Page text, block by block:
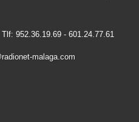
Tlf: 952.36.19.69 - 601.24.77.61
malaga.com